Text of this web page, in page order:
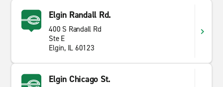
Elgin Randall Rd.
400 S Randall Rd
Ste E
Elgin, IL 60123
Elgin Chicago St.